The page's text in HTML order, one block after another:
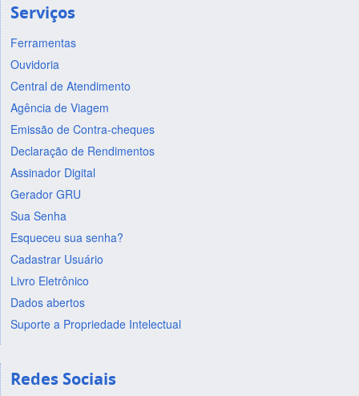
Serviços
Ferramentas
Ouvidoria
Central de Atendimento
Agência de Viagem
Emissão de Contra-cheques
Declaração de Rendimentos
Assinador Digital
Gerador GRU
Sua Senha
Esqueceu sua senha?
Cadastrar Usuário
Livro Eletrônico
Dados abertos
Suporte a Propriedade Intelectual
Redes Sociais